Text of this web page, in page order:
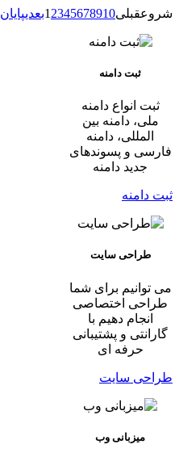
شروعقبلی 1 2345678910 بعدیپایان
ثبت دامنه
ثبت انواع دامنه
ملی، دامنه بین
المللی، دامنه
فارسی و پسوندهای
جدید دامنه
ثبت دامنه
طراحی سایت
می توانیم برای شما
طراحی اختصاصی
انجام دهیم با
گارانتی و پشتیبانی
حرفه ای
طراحی سایت
میزبانی وب